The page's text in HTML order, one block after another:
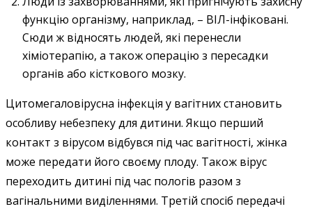
функцію організму, наприклад, – ВІЛ-інфіковані.
Сюди ж відносять людей, які перенесли
хіміотерапію, а також операцію з пересадки
органів або кісткового мозку.
Цитомегаловірусна інфекція у вагітних становить
особливу небезпеку для дитини. Якщо перший
контакт з вірусом відбувся під час вагітності, жінка
може передати його своєму плоду. Також вірус
переходить дитині під час пологів разом з
вагінальними виділеннями. Третій спосіб передачі